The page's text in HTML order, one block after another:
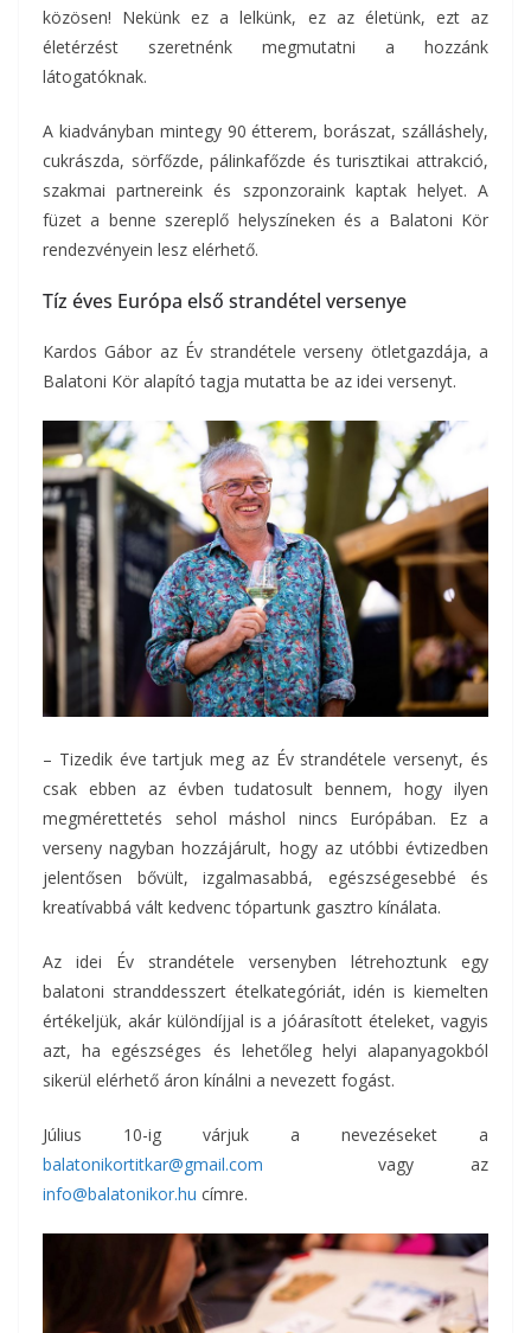
közösen! Nekünk ez a lelkünk, ez az életünk, ezt az
életérzést szeretnénk megmutatni a hozzánk
látogatóknak.
A kiadványban mintegy 90 étterem, borászat, szálláshely,
cukrászda, sörfőzde, pálinkafőzde és turisztikai attrakció,
szakmai partnereink és szponzoraink kaptak helyet. A
füzet a benne szereplő helyszíneken és a Balatoni Kör
rendezvényein lesz elérhető.
Tíz éves Európa első strandétel versenye
Kardos Gábor az Év strandétele verseny ötletgazdája, a
Balatoni Kör alapító tagja mutatta be az idei versenyt.
– Tizedik éve tartjuk meg az Év strandétele versenyt, és
csak ebben az évben tudatosult bennem, hogy ilyen
megmérettetés sehol máshol nincs Európában. Ez a
verseny nagyban hozzájárult, hogy az utóbbi évtizedben
jelentősen bővült, izgalmasabbá, egészségesebbé és
kreatívabbá vált kedvenc tópartunk gasztro kínálata.
Az idei Év strandétele versenyben létrehoztunk egy
balatoni stranddesszert ételkategóriát, idén is kiemelten
értékeljük, akár különdíjjal is a jóárasított ételeket, vagyis
azt, ha egészséges és lehetőleg helyi alapanyagokból
sikerül elérhető áron kínálni a nevezett fogást.
Július 10-ig várjuk a nevezéseket a
balatonikortitkar@gmail.com vagy az
info@balatonikor.hu címre.